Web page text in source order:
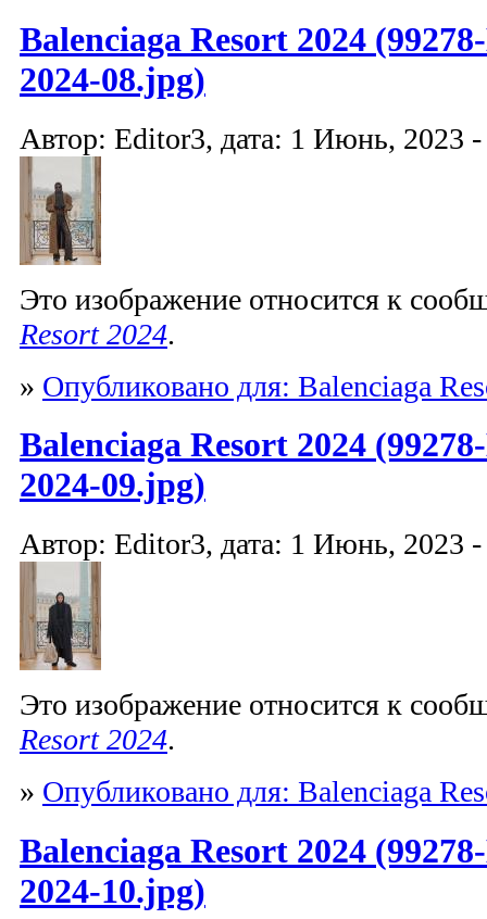
Balenciaga Resort 2024
2024-08.jpg)
Автор: Editor3, дата: 1 Июнь, 2023
Это изображение относится к
Resort 2024.
» Опубликовано для: Balenciaga
Balenciaga Resort 2024
2024-09.jpg)
Автор: Editor3, дата: 1 Июнь, 2023
Это изображение относится к
Resort 2024.
» Опубликовано для: Balenciaga
Balenciaga Resort 2024
2024-10.jpg)